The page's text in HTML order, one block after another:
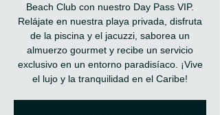
Beach Club con nuestro Day Pass VIP.
Relájate en nuestra playa privada, disfruta
de la piscina y el jacuzzi, saborea un
almuerzo gourmet y recibe un servicio
exclusivo en un entorno paradisíaco. ¡Vive
el lujo y la tranquilidad en el Caribe!